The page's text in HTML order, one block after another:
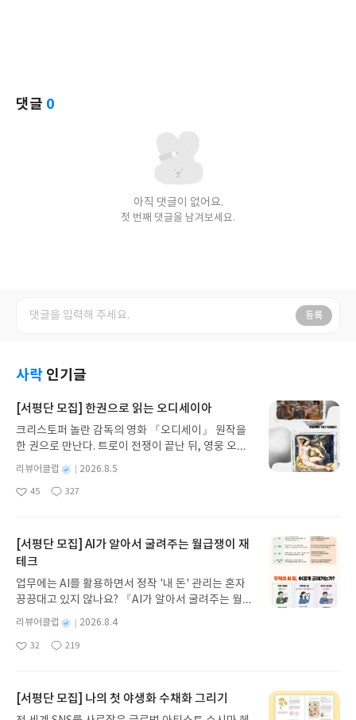
댓글 0
아직 댓글이 없어요.
첫 번째 댓글을 남겨보세요.
등록
사락 인기글
[서평단 모집] 한권으로 읽는 오디세이아
크리스토퍼 놀란 감독의 영화 『오디세이』 원작을
한 권으로 만난다. 트로이 전쟁이 끝난 뒤, 영웅 오디
세우스는 고향 이타케로 돌아가기 위해 키클롭스, 마
녀 키르케, 세이렌의 노래, 포세이돈의 분노를 헤쳐
나간다. 그리스 철학 전공자인 옮긴이가 호메로스의
지 않고 끝까지 읽을 수 있다. 3천 년을 이어 온 귀향
과 모험의 대서사시가 가장 읽기 편한 번역으로 새롭
스 저/육혜원 역출판사이화북스 예스24 바로가기 닫
기모집인원 : 5명신청기간 : 2026.08.05 ~ 2026.08.
09발표일자 : 2026.08.13리뷰 작성기한 : 도서/상품
품 받으실 주소/연락처를 업데이트 해주세요! (선정
률이 올라갑니다!! ※ 신청 전, 꼭 확인해주세요!- '사
락' 개설 후, 이 글의 댓글로 신청해주세요.- 기존 YE
별
리뷰어클럽
성
2026.8.5
좋
45
댓
327
작
[서평단 모집] AI가 알아서 굴려주는 월급쟁이 재
테크
업무에는 AI를 활용하면서 정작 '내 돈' 관리는 혼자
끙끙대고 있지 않나요? 『AI가 알아서 굴려주는 월급
쟁이 재테크』는 챗GPT·클로드·제미나이·퍼플렉시
티를 나만의 재테크 팀으로 만드는 실전 가이드입니
다. 재무 진단부터 주식 투자, 부동산, 절세, 자산 관
좋은 정보를 찾는 시대는 끝났습니다. 이제는 좋은 질
별
리뷰어클럽
성
2026.8.4
좋
32
댓
219
작
[서평단 모집] 나의 첫 야생화 수채화 그리기